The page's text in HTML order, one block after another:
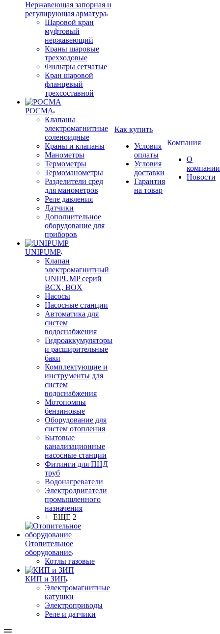
Нержавеющая запорная и
регулирующая арматура
Шаровой кран
муфтовый
нержавеющий
Краны шаровые
трехходовые
Фильтры сетчатые
Кран шаровой
фланцевый
трехсоставной
РОСМА
Клапаны
электромагнитные
соленоидные
Краны и клапаны
Манометры
Термометры
Термоманометры
Разделители сред
для манометров
Реле давления
Датчики
Дополнительное
оборудование для
приборов
UNIPUMP
Клапан
электромагнитный
UNIPUMP серий
BCX, BOX
Насосы
Насосные станции
Автоматика для
систем
водоснабжения
Гидроаккумуляторы
и расширительные
баки
Комплектующие и
инструменты для
систем
водоснабжения
Мотопомпы
бензиновые
Оборудование для
систем отопления
Бытовые
канализационные
насосные станции
Фитинги для ПНД
труб
Водонагреватели
Электродвигатели
промышленного
назначения
+ ЕЩЕ 2
Отопительное
оборудование
Котлы газовые
КИП и ЗИП
Электромагнитные
катушки
Электроприводы
Реле и датчики
Как купить
Условия
оплаты
Условия
доставки
Гарантия
на товар
Компания
О
компании
Новости